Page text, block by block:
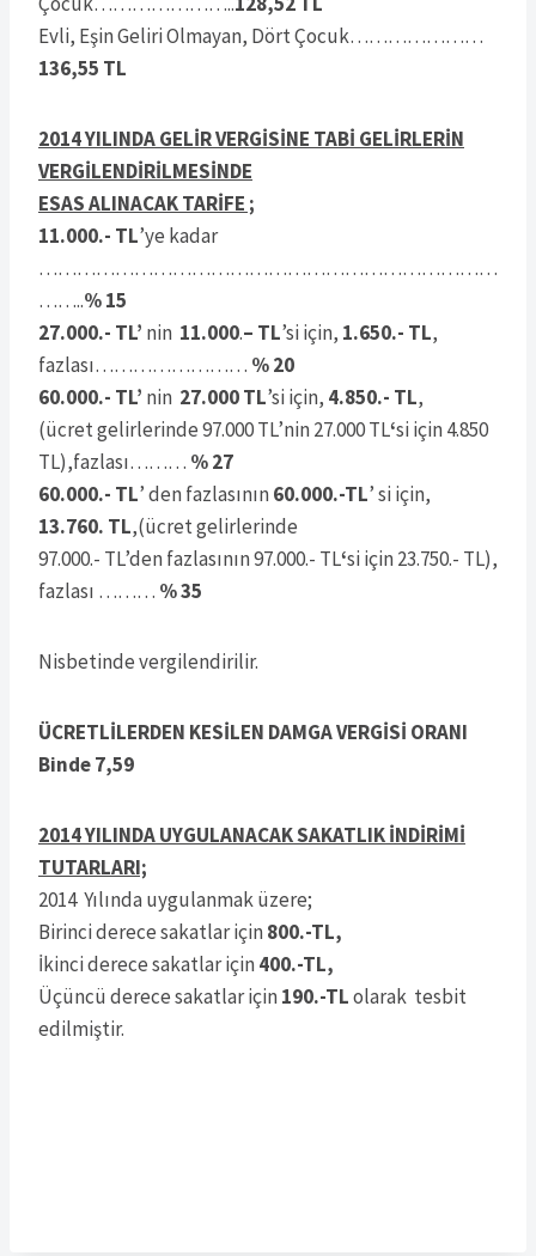
Evli, Eşin Geliri Olmayan, Dört Çocuk…………………
136,55 TL
2014 YILINDA GELİR VERGİSİNE TABİ GELİRLERİN
VERGİLENDİRİLMESİNDE
ESAS ALINACAK TARİFE ;
11.000.- TL’ye kadar
………………………………………………………………
……..% 15
27.000.- TL’ nin 11.000.– TL’si için, 1.650.- TL,
fazlası…………………… % 20
60.000.- TL’ nin 27.000 TL’si için, 4.850.- TL,
(ücret gelirlerinde 97.000 TL’nin 27.000 TL‘si için 4.850
TL),fazlası……… % 27
60.000.- TL’ den fazlasının 60.000.-TL’ si için,
13.760. TL,(ücret gelirlerinde
97.000.- TL’den fazlasının 97.000.- TL‘si için 23.750.- TL),
fazlası ……… % 35
Nisbetinde vergilendirilir.
ÜCRETLİLERDEN KESİLEN DAMGA VERGİSİ ORANI
Binde 7,59
2014 YILINDA UYGULANACAK SAKATLIK İNDİRİMİ
TUTARLARI;
2014 Yılında uygulanmak üzere;
Birinci derece sakatlar için 800.-TL,
İkinci derece sakatlar için 400.-TL,
Üçüncü derece sakatlar için 190.-TLolarak tesbit
edilmiştir.